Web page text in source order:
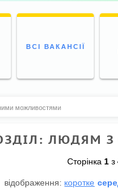
ВСІ ВАКАНСІЇ
можливостями
ЛЮДЯМ
Сторінка 1з
відображення: коротке